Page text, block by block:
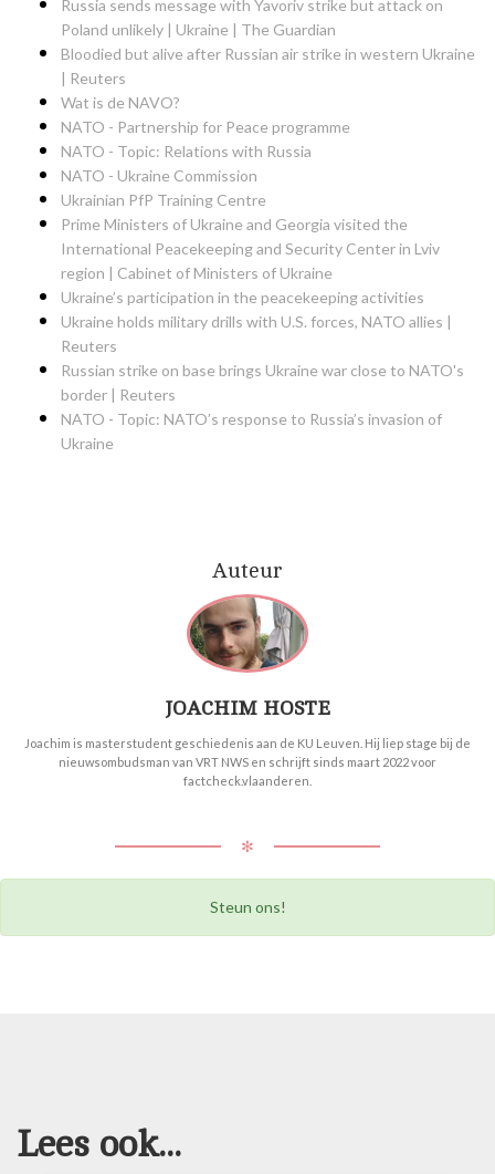
Russia sends message with Yavoriv strike but attack on
Poland unlikely | Ukraine | The Guardian
Bloodied but alive after Russian air strike in western Ukraine
| Reuters
Wat is de NAVO?
NATO - Partnership for Peace programme
NATO - Topic: Relations with Russia
NATO - Ukraine Commission
Ukrainian PfP Training Centre
Prime Ministers of Ukraine and Georgia visited the
International Peacekeeping and Security Center in Lviv
region | Cabinet of Ministers of Ukraine
Ukraine’s participation in the peacekeeping activities
Ukraine holds military drills with U.S. forces, NATO allies |
Reuters
Russian strike on base brings Ukraine war close to NATO's
border | Reuters
NATO - Topic: NATO’s response to Russia’s invasion of
Ukraine
Auteur
JOACHIM HOSTE
Joachim is masterstudent geschiedenis aan de KU Leuven. Hij liep stage bij de
nieuwsombudsman van VRT NWS en schrijft sinds maart 2022 voor
factcheck.vlaanderen.
✻
Steun ons!
Lees ook...